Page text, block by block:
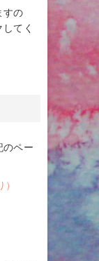
すの
てく
のペー